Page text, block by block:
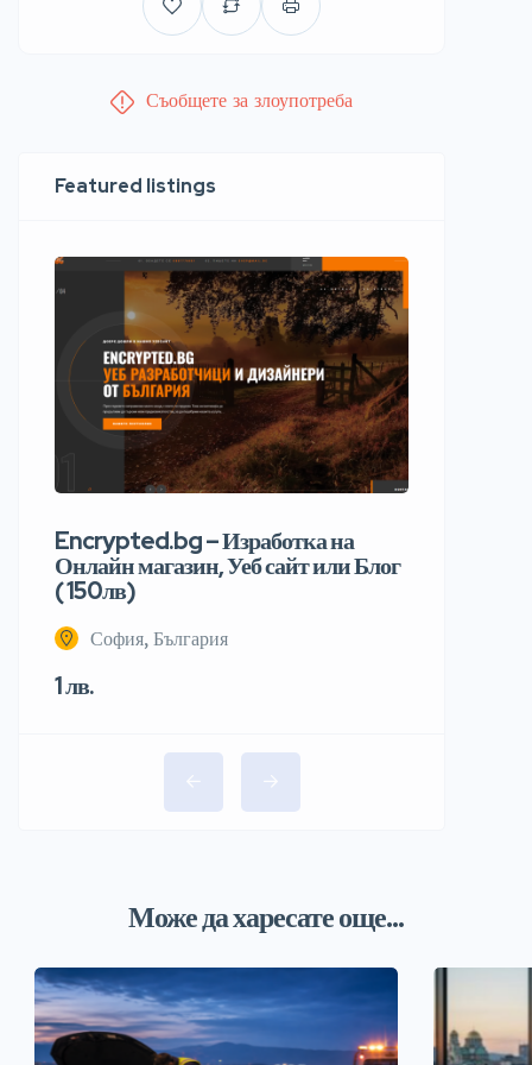
Съобщете за злоупотреба
Featured listings
Encrypted.bg – Изработка на
Онлайн магазин, Уеб сайт или Блог
( 150лв)
София, България
1 лв.
Може да харесате още...